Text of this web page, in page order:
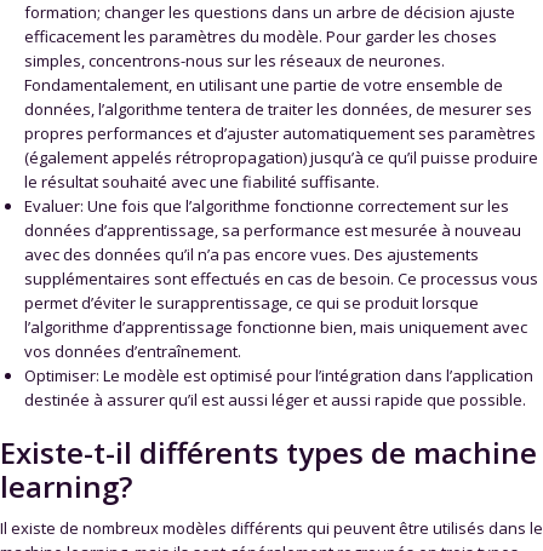
formation; changer les questions dans un arbre de décision ajuste
efficacement les paramètres du modèle. Pour garder les choses
simples, concentrons-nous sur les réseaux de neurones.
Fondamentalement, en utilisant une partie de votre ensemble de
données, l’algorithme tentera de traiter les données, de mesurer ses
propres performances et d’ajuster automatiquement ses paramètres
(également appelés rétropropagation) jusqu’à ce qu’il puisse produire
le résultat souhaité avec une fiabilité suffisante.
Evaluer: Une fois que l’algorithme fonctionne correctement sur les
données d’apprentissage, sa performance est mesurée à nouveau
avec des données qu’il n’a pas encore vues. Des ajustements
supplémentaires sont effectués en cas de besoin. Ce processus vous
permet d’éviter le surapprentissage, ce qui se produit lorsque
l’algorithme d’apprentissage fonctionne bien, mais uniquement avec
vos données d’entraînement.
Optimiser: Le modèle est optimisé pour l’intégration dans l’application
destinée à assurer qu’il est aussi léger et aussi rapide que possible.
Existe-t-il différents types de machine
learning?
Il existe de nombreux modèles différents qui peuvent être utilisés dans le